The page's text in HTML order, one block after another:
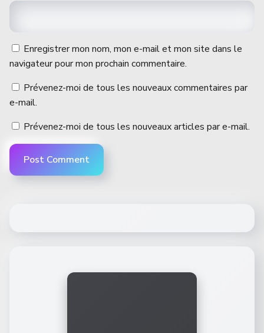
Enregistrer mon nom, mon e-mail et mon site dans le
navigateur pour mon prochain commentaire.
Prévenez-moi de tous les nouveaux commentaires par
e-mail.
Prévenez-moi de tous les nouveaux articles par e-mail.